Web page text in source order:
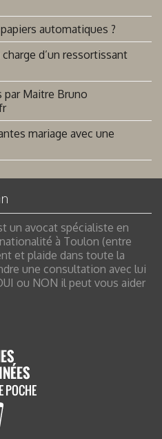
automatiques ?
d’un ressortissant
par Maitre Bruno
mariage avec une
un avocat spécialiste en
à Toulon (entre
et plaide dans toute la
une consultation avec lui
ou NON il peut vous aider